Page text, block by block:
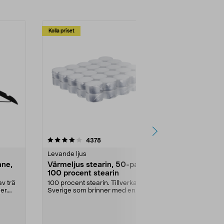
trä
Kolla priset
4378recensioner
Levande ljus
Värmeljus stearin, 50-pack,
100 procent stearin
100 procent stearin. Tillverkade i
Sverige som brinner med en
4.5av 5 stjärnor